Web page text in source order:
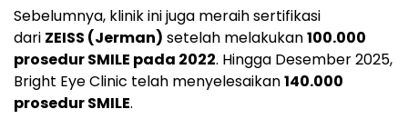
Sebelumnya, klinik ini juga meraih sertifikasi
dari ZEISS (Jerman) setelah melakukan100.000
prosedur SMILE pada 2022. Hingga Desember 2025,
Bright Eye Clinic telah menyelesaikan140.000
prosedur SMILE.